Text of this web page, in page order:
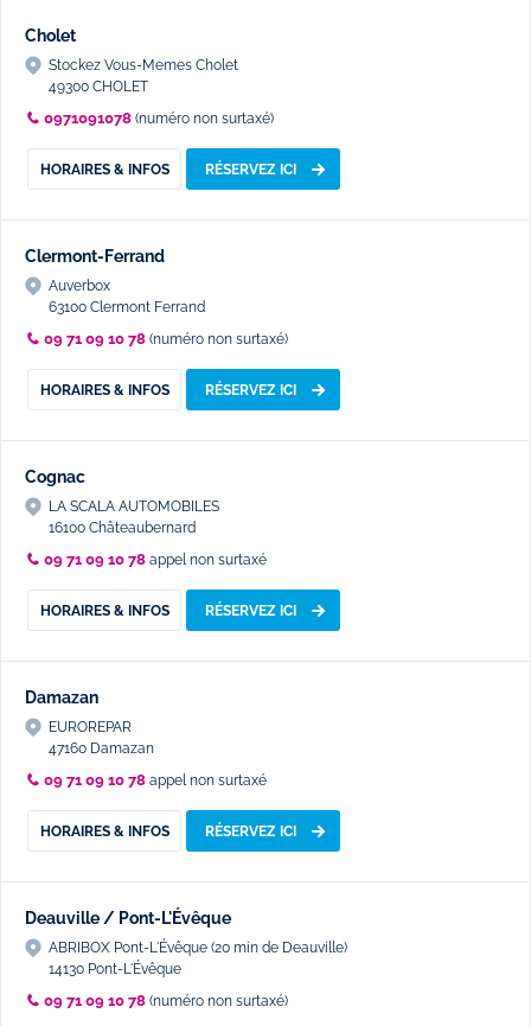
Cholet
Stockez Vous-Memes Cholet
49300 CHOLET
0971091078 (numéro non surtaxé)
HORAIRES & INFOS RÉSERVEZ ICI
Clermont-Ferrand
Auverbox
63100 Clermont Ferrand
09 71 09 10 78 (numéro non surtaxé)
HORAIRES & INFOS RÉSERVEZ ICI
Cognac
LA SCALA AUTOMOBILES
16100 Châteaubernard
09 71 09 10 78 appel non surtaxé
HORAIRES & INFOS RÉSERVEZ ICI
Damazan
EUROREPAR
47160 Damazan
09 71 09 10 78 appel non surtaxé
HORAIRES & INFOS RÉSERVEZ ICI
Deauville / Pont-L'Évêque
ABRIBOX Pont-L'Évêque (20 min de Deauville)
14130 Pont-L'Évêque
09 71 09 10 78 (numéro non surtaxé)